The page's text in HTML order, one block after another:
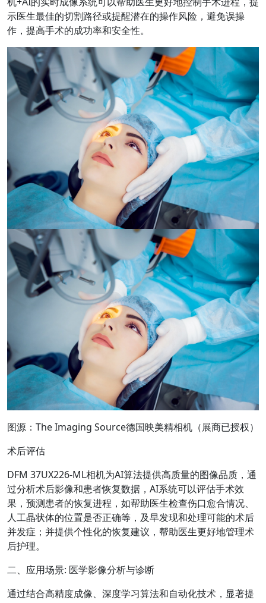
示医生最佳的切割路径或提醒潜在的操作风险，避免误操
作，提高手术的成功率和安全性。
图源：The Imaging Source德国映美精相机（展商已授权）
术后评估
DFM 37UX226-ML相机为AI算法提供高质量的图像品质，通
过分析术后影像和患者恢复数据，AI系统可以评估手术效
果，预测患者的恢复进程，如帮助医生检查伤口愈合情况、
人工晶状体的位置是否正确等，及早发现和处理可能的术后
并发症；并提供个性化的恢复建议，帮助医生更好地管理术
后护理。
二、应用场景: 医学影像分析与诊断
通过结合高精度成像、深度学习算法和自动化技术，显著提